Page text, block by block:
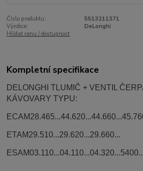
Číslo produktu:
5513211371
Výrobce:
DeLonghi
Hlídat cenu / dostupnost
Kompletní specifikace
DELONGHI TLUMIČ + VENTIL
KÁVOVARY TYPU:
ETAM29.510...29.620...29.660...